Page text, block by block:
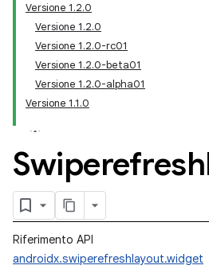
Versione 1.2.0
Versione 1.2.0
Versione 1.2.0-rc01
Versione 1.2.0-beta01
Versione 1.2.0-alpha01
Versione 1.1.0
Riferimento API
androidx.swiperefreshlayout.widget